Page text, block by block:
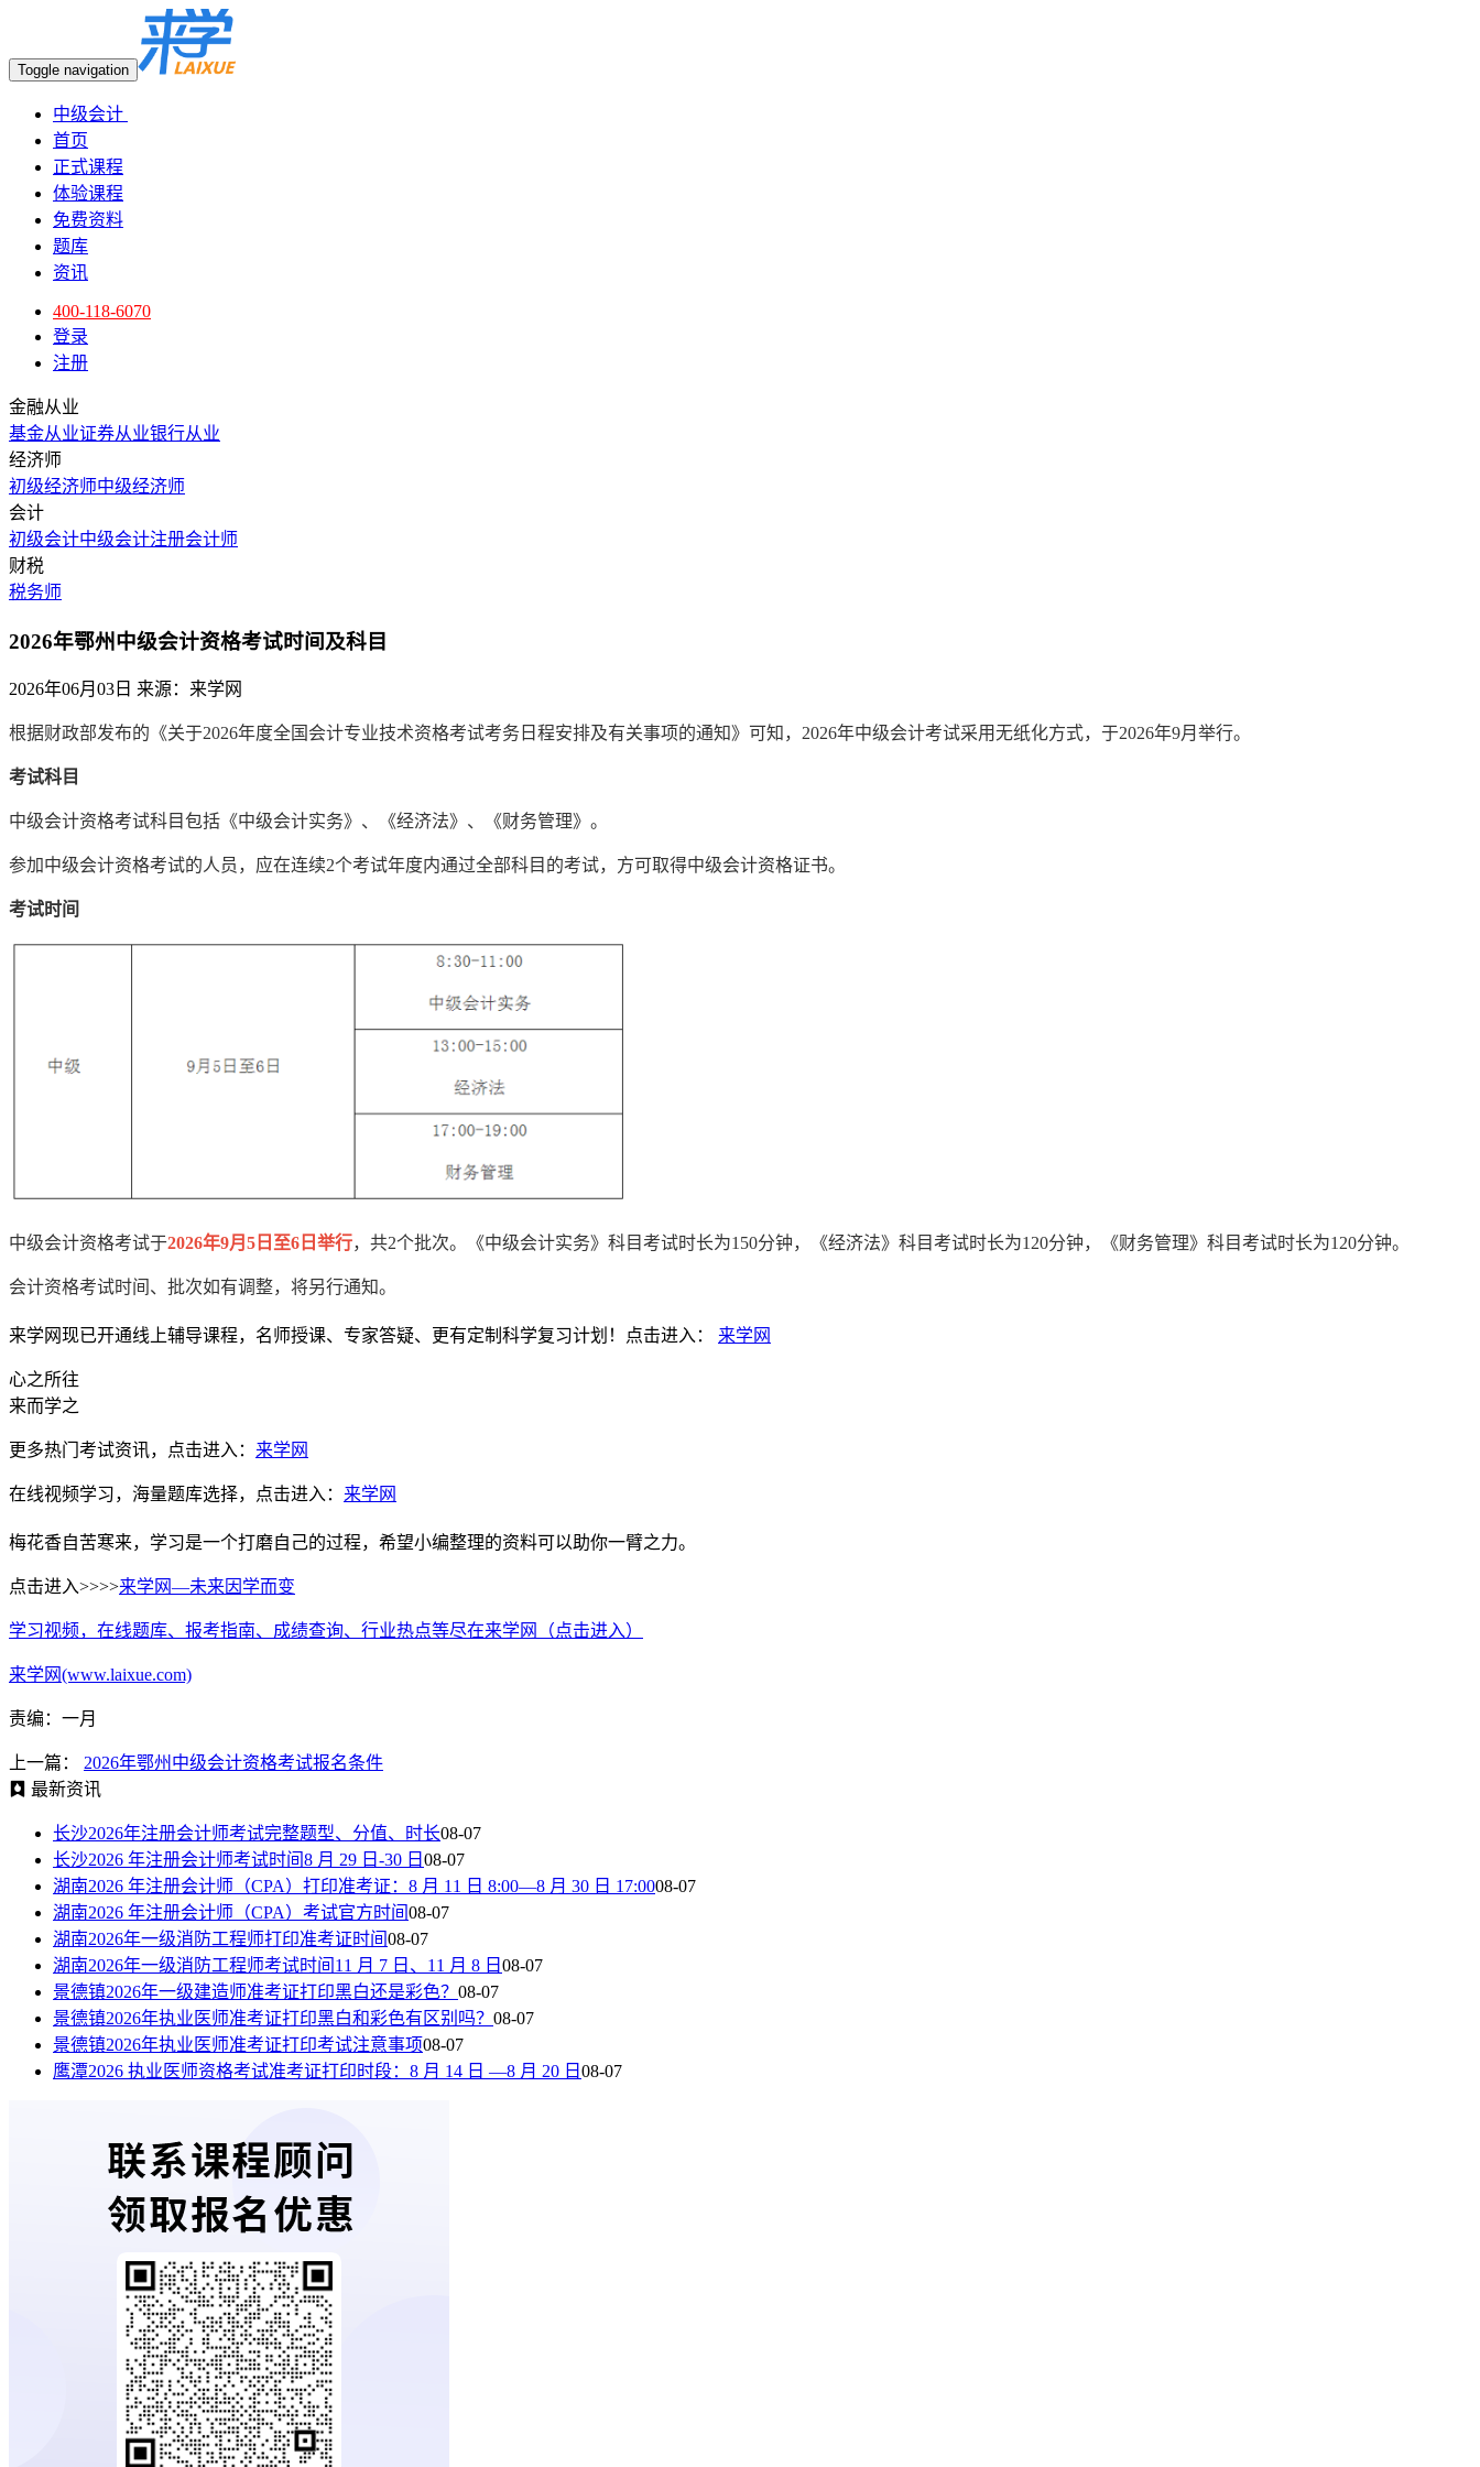
Toggle navigation
中级会计
首页
正式课程
体验课程
免费资料
题库
资讯
400-118-6070
登录
注册
金融从业
基金从业证券从业银行从业
经济师
初级经济师中级经济师
会计
初级会计中级会计注册会计师
财税
税务师
2026年鄂州中级会计资格考试时间及科目
2026年06月03日 来源：来学网
根据财政部发布的《关于2026年度全国会计专业技术资格考试考务日程安排及有关事项的通知》可知，2026年中级会计考试采用无纸化方式，于2026年9月举行。
考试科目
中级会计资格考试科目包括《中级会计实务》、《经济法》、《财务管理》。
参加中级会计资格考试的人员，应在连续2个考试年度内通过全部科目的考试，方可取得中级会计资格证书。
考试时间
中级会计资格考试于2026年9月5日至6日举行，共2个批次。《中级会计实务》科目考试时长为150分钟，《经济法》科目考试时长为120分钟，《财务管理》科目考试时长为120分钟。
会计资格考试时间、批次如有调整，将另行通知。
来学网现已开通线上辅导课程，名师授课、专家答疑、更有定制科学复习计划！点击进入： 来学网
心之所往
来而学之
更多热门考试资讯，点击进入： 来学网
在线视频学习，海量题库选择，点击进入： 来学网
梅花香自苦寒来，学习是一个打磨自己的过程，希望小编整理的资料可以助你一臂之力。
点击进入>>>>来学网—未来因学而变
学习视频，在线题库、报考指南、成绩查询、行业热点等尽在来学网（点击进入）
来学网(www.laixue.com)
责编：一月
上一篇：
2026年鄂州中级会计资格考试报名条件
最新资讯
长沙2026年注册会计师考试完整题型、分值、时长08-07
长沙2026 年注册会计师考试时间8 月 29 日-30 日 08-07
湖南2026 年注册会计师（CPA）打印准考证：8 月 11 日 8:00—8 月 30 日 17:0008-07
湖南2026 年注册会计师（CPA）考试官方时间08-07
湖南2026年一级消防工程师打印准考证时间08-07
湖南2026年一级消防工程师考试时间11 月 7 日、11 月 8 日 08-07
景德镇2026年一级建造师准考证打印黑白还是彩色？ 08-07
景德镇2026年执业医师准考证打印黑白和彩色有区别吗？ 08-07
景德镇2026年执业医师准考证打印考试注意事项08-07
鹰潭2026 执业医师资格考试准考证打印时段：8 月 14 日 —8 月 20 日 08-07